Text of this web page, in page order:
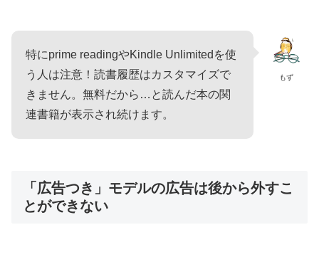
もず
特にprime readingやKindle Unlimitedを使
う人は注意！読書履歴はカスタマイズで
きません。無料だから…と読んだ本の関
連書籍が表示され続けます。
「広告つき」モデルの広告は後から外すこ
とができない